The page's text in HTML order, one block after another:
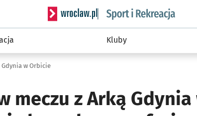
Serwis informacyjny wroclaw.pl
Kluby
w Orbicie
meczu z Arką Gdynia